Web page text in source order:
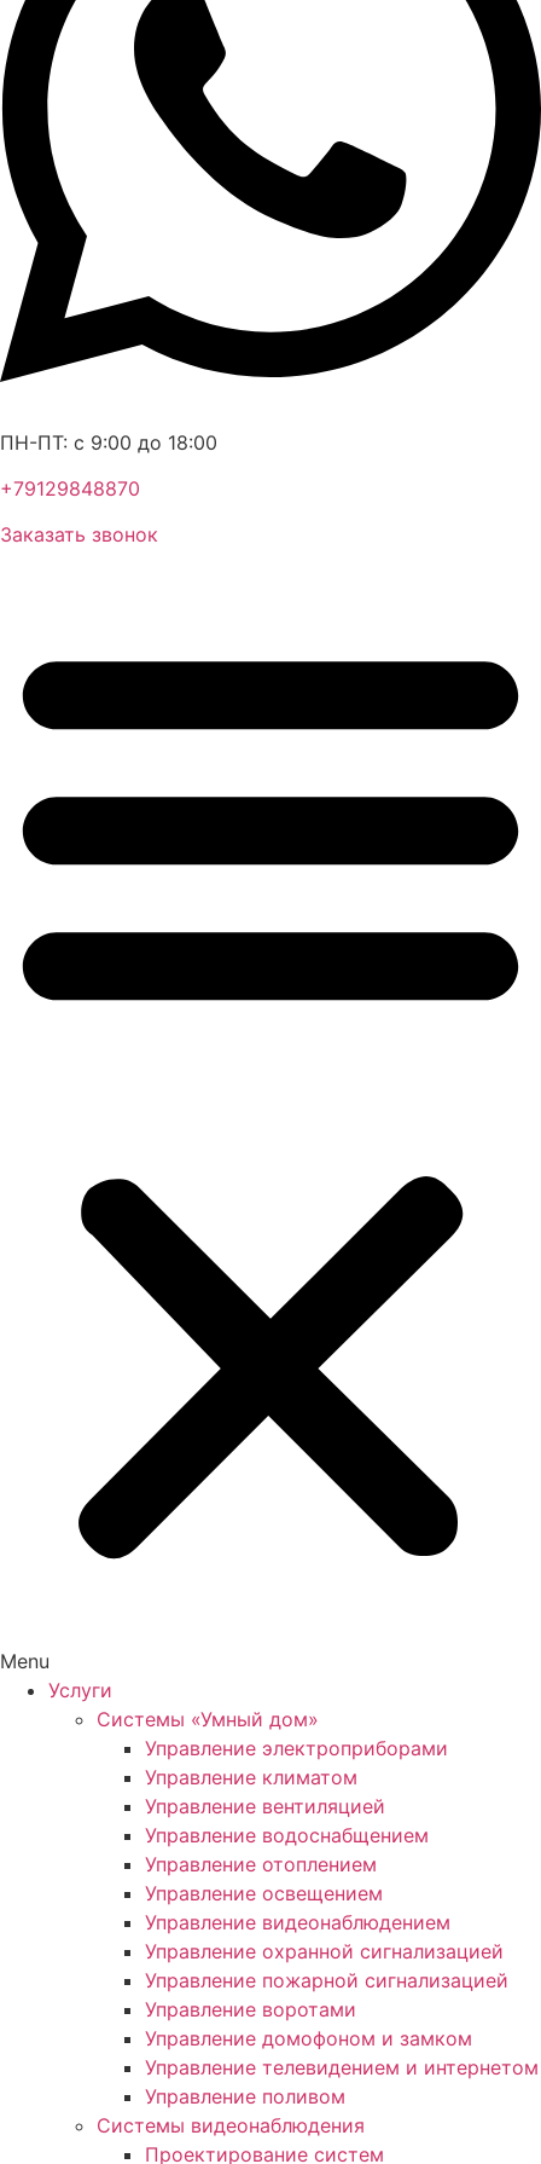
ПН-ПТ: c 9:00 до 18:00
+79129848870
Заказать звонок
Menu
Услуги
Системы «Умный дом»
Управление электроприборами
Управление климатом
Управление вентиляцией
Управление водоснабщением
Управление отоплением
Управление освещением
Управление видеонаблюдением
Управление охранной сигнализацией
Управление пожарной сигнализацией
Управление воротами
Управление домофоном и замком
Управление телевидением и интернетом
Управление поливом
Системы видеонаблюдения
Проектирование систем